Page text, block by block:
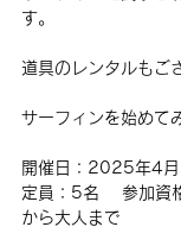
す。
道具のレンタルもご
サーフィンを始めて
開催日：2025年4月
定員：5名 　参加資
から大人まで